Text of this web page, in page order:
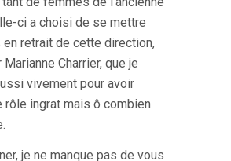
ci a choisi de se mettre
retrait de cette direction,
Charrier, que je
vivement pour avoir
rôle ingrat mais ô combien
je ne manque pas de vous